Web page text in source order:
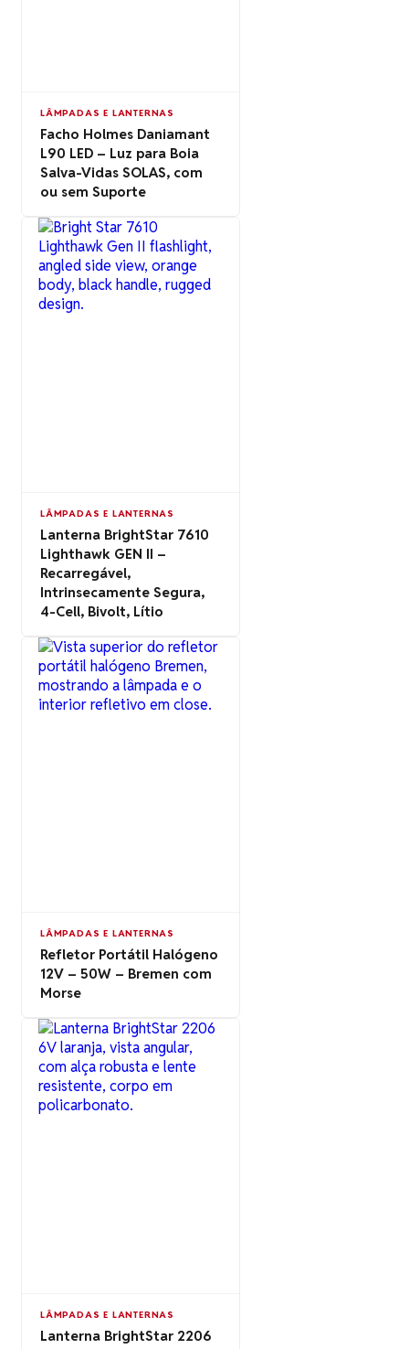
LÂMPADAS E LANTERNAS
Facho Holmes Daniamant
L90 LED – Luz para Boia
Salva-Vidas SOLAS, com
ou sem Suporte
LÂMPADAS E LANTERNAS
Lanterna BrightStar 7610
Lighthawk GEN II –
Recarregável,
Intrinsecamente Segura,
4-Cell, Bivolt, Lítio
LÂMPADAS E LANTERNAS
Refletor Portátil Halógeno
12V – 50W – Bremen com
Morse
LÂMPADAS E LANTERNAS
Lanterna BrightStar 2206